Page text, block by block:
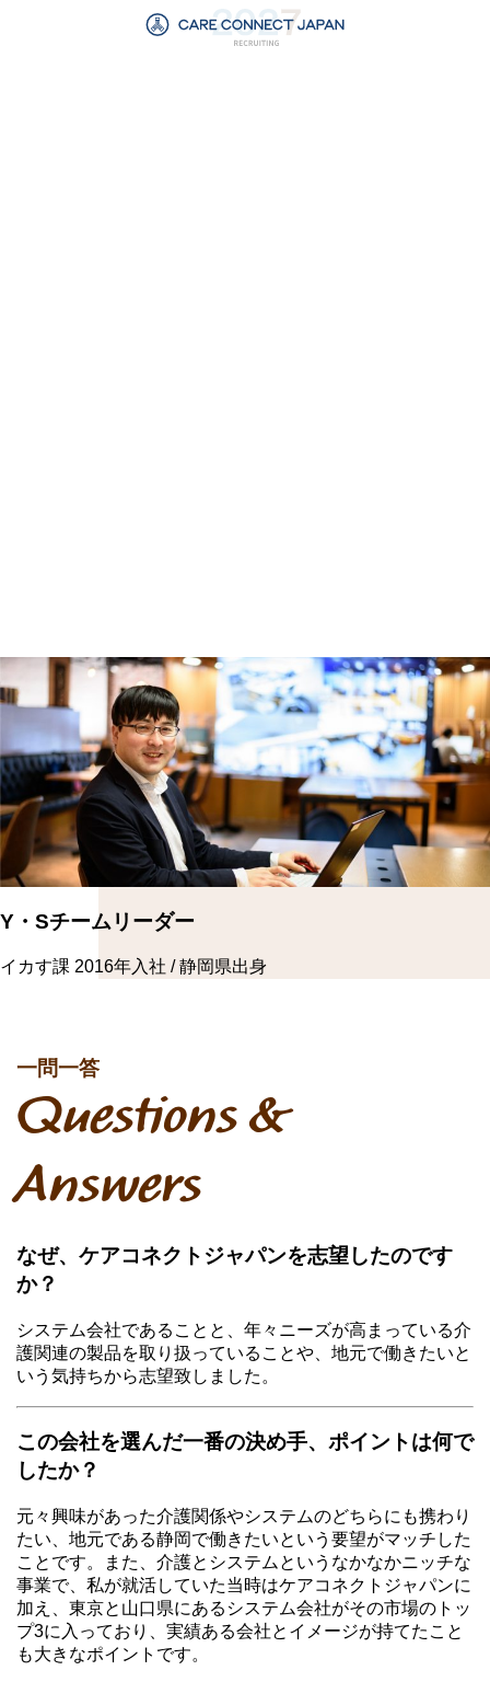
Y・Sチームリーダー
イカす課 2016年入社 / 静岡県出身
一問一答
Questions &
Answers
なぜ、ケアコネクトジャパンを志望したのです
か？
システム会社であることと、年々ニーズが高まっている介
護関連の製品を取り扱っていることや、地元で働きたいと
いう気持ちから志望致しました。
この会社を選んだ一番の決め手、ポイントは何で
したか？
元々興味があった介護関係やシステムのどちらにも携わり
たい、地元である静岡で働きたいという要望がマッチした
ことです。また、介護とシステムというなかなかニッチな
事業で、私が就活していた当時はケアコネクトジャパンに
加え、東京と山口県にあるシステム会社がその市場のトッ
プ3に入っており、実績ある会社とイメージが持てたこと
も大きなポイントです。